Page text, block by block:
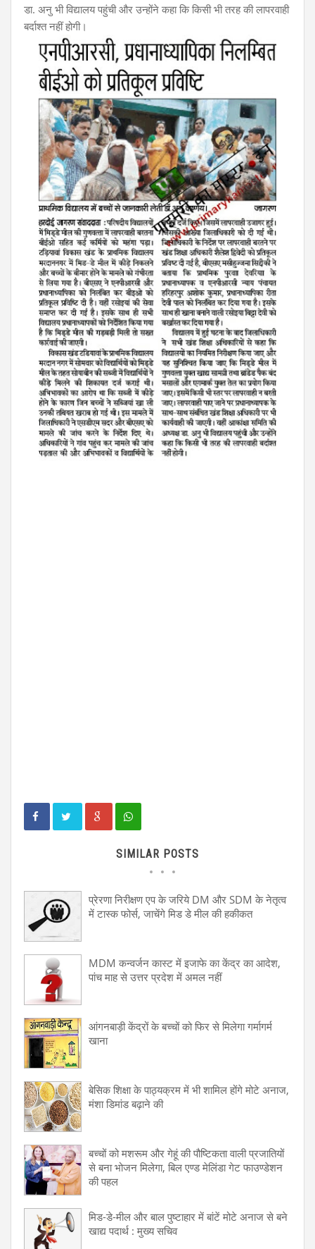
डा. अनु भी विद्यालय पहुंची और उन्होंने कहा कि किसी भी तरह की लापरवाही
बर्दाश्त नहीं होगी।
SIMILAR POSTS
प्रेरणा निरीक्षण एप के जरिये DM और SDM के नेतृत्व
में टास्क फोर्स, जाचेंगे मिड डे मील की हकीकत
MDM कन्वर्जन कास्ट में इजाफे का केंद्र का आदेश,
पांच माह से उत्तर प्रदेश में अमल नहीं
आंगनबाड़ी केंद्रों के बच्चों को फिर से मिलेगा गर्मागर्म
खाना
बेसिक शिक्षा के पाठ्यक्रम में भी शामिल होंगे मोटे अनाज,
मंशा डिमांड बढ़ाने की
बच्चों को मशरूम और गेहूं की पौष्टिकता वाली प्रजातियों
से बना भोजन मिलेगा, बिल एण्ड मेलिंडा गेट फाउण्डेशन
की पहल
मिड-डे-मील और बाल पुष्टाहार में बांटें मोटे अनाज से बने
खाद्य पदार्थ : मुख्य सचिव